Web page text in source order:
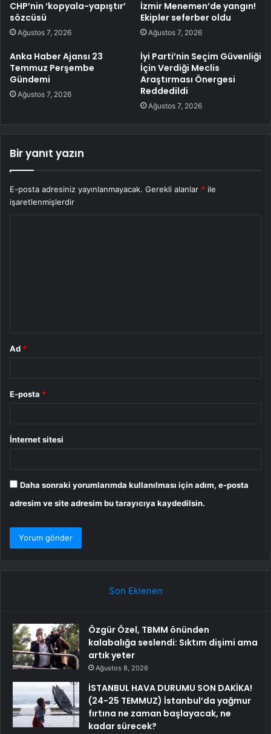
CHP’nin ‘kopyala-yapıştır’
sözcüsü
Ağustos 7, 2026
İzmir Menemen’de yangın!
Ekipler seferber oldu
Ağustos 7, 2026
Anka Haber Ajansı 23
Temmuz Perşembe
Gündemi
Ağustos 7, 2026
İyi Parti’nin Seçim Güvenliği
İçin Verdiği Meclis
Araştırması Önergesi
Reddedildi
Ağustos 7, 2026
Bir yanıt yazın
E-posta adresiniz yayınlanmayacak. Gerekli alanlar * ile
işaretlenmişlerdir
Ad *
E-posta *
İnternet sitesi
Daha sonraki yorumlarımda kullanılması için adım, e-posta
adresim ve site adresim bu tarayıcıya kaydedilsin.
Son Eklenen
Özgür Özel, TBMM önünden
kalabalığa seslendi: Sıktım dişimi ama
artık yeter
Ağustos 8, 2026
İSTANBUL HAVA DURUMU SON DAKİKA!
(24-25 TEMMUZ) İstanbul’da yağmur
fırtına ne zaman başlayacak, ne
kadar sürecek?